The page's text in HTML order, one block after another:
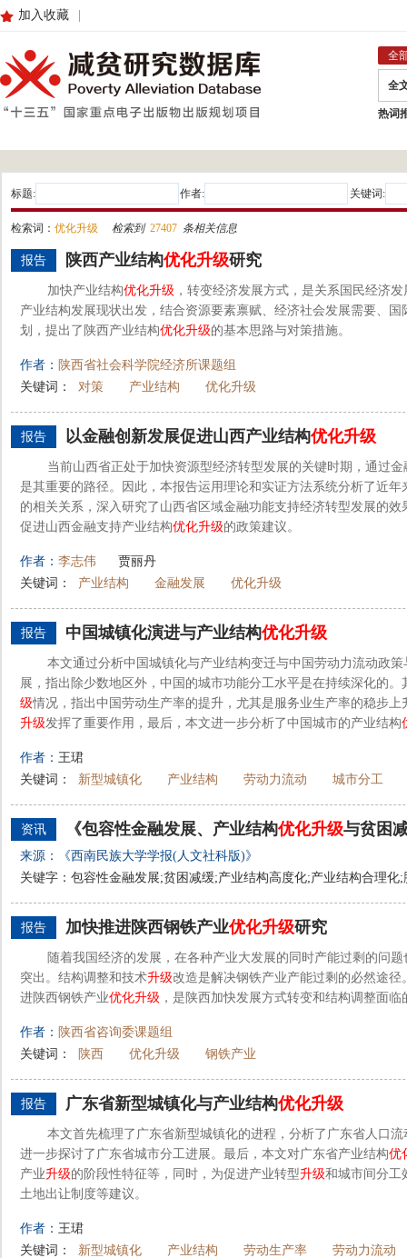
加入收藏
全
全
热词
标题: 作者: 关键词:
检索词： 优化升级 检索到 27407 条相关信息
报告 陕西产业结构优化升级研究
加快产业结构优化升级 ，转变经济发展方式，是关系国民经济
产业结构发展现状出发，结合资源要素禀赋、经济社会发展需要、
划，提出了陕西产业结构优化升级的基本思路与对策措施。
作者： 陕西省社会科学院经济所课题组
关键词：
对策 产业结构 优化升级
报告 以金融创新发展促进山西产业结构优化升级
当前山西省正处于加快资源型经济转型发展的关键时期，通过
是其重要的路径。因此，本报告运用理论和实证方法系统分析了近
的相关关系，深入研究了山西省区域金融功能支持经济转型发展的
促进山西金融支持产业结构优化升级的政策建议。
作者： 李志伟
贾丽丹
关键词：
产业结构 金融发展 优化升级
报告 中国城镇化演进与产业结构优化升级
本文通过分析中国城镇化与产业结构变迁与中国劳动力流动政
展，指出除少数地区外，中国的城市功能分工水平是在持续深化的
级情况，指出中国劳动生产率的提升，尤其是服务业生产率的稳步
升级发挥了重要作用，最后，本文进一步分析了中国城市的产业结构
作者： 王珺
关键词：
新型城镇化 产业结构 劳动力流动 城市分工
资讯 《包容性金融发展、产业结构优化升级与贫困
来源：《西南民族大学学报(人文社科版)》
关键字：包容性金融发展;贫困减缓;产业结构高度化;产业结构合理化;
报告 加快推进陕西钢铁产业优化升级研究
随着我国经济的发展，在各种产业大发展的同时产能过剩的问
突出。结构调整和技术升级改造是解决钢铁产业产能过剩的必然途
进陕西钢铁产业优化升级 ，是陕西加快发展方式转变和结构调整面临
作者： 陕西省咨询委课题组
关键词：
陕西 优化升级 钢铁产业
报告 广东省新型城镇化与产业结构优化升级
本文首先梳理了广东省新型城镇化的进程，分析了广东省人口
进一步探讨了广东省城市分工进展。最后，本文对广东省产业结构优
产业升级的阶段性特征等，同时，为促进产业转型升级和城市间分工
土地出让制度等建议。
作者： 王珺
关键词：
新型城镇化 产业结构 劳动生产率 劳动力流动